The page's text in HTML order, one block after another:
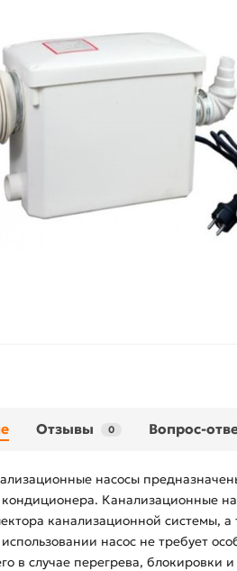
Отзывы 0 Вопрос-
насосы
Канализационные
канализационной системы,
насос не требует
в случае перегрева, блокировки и